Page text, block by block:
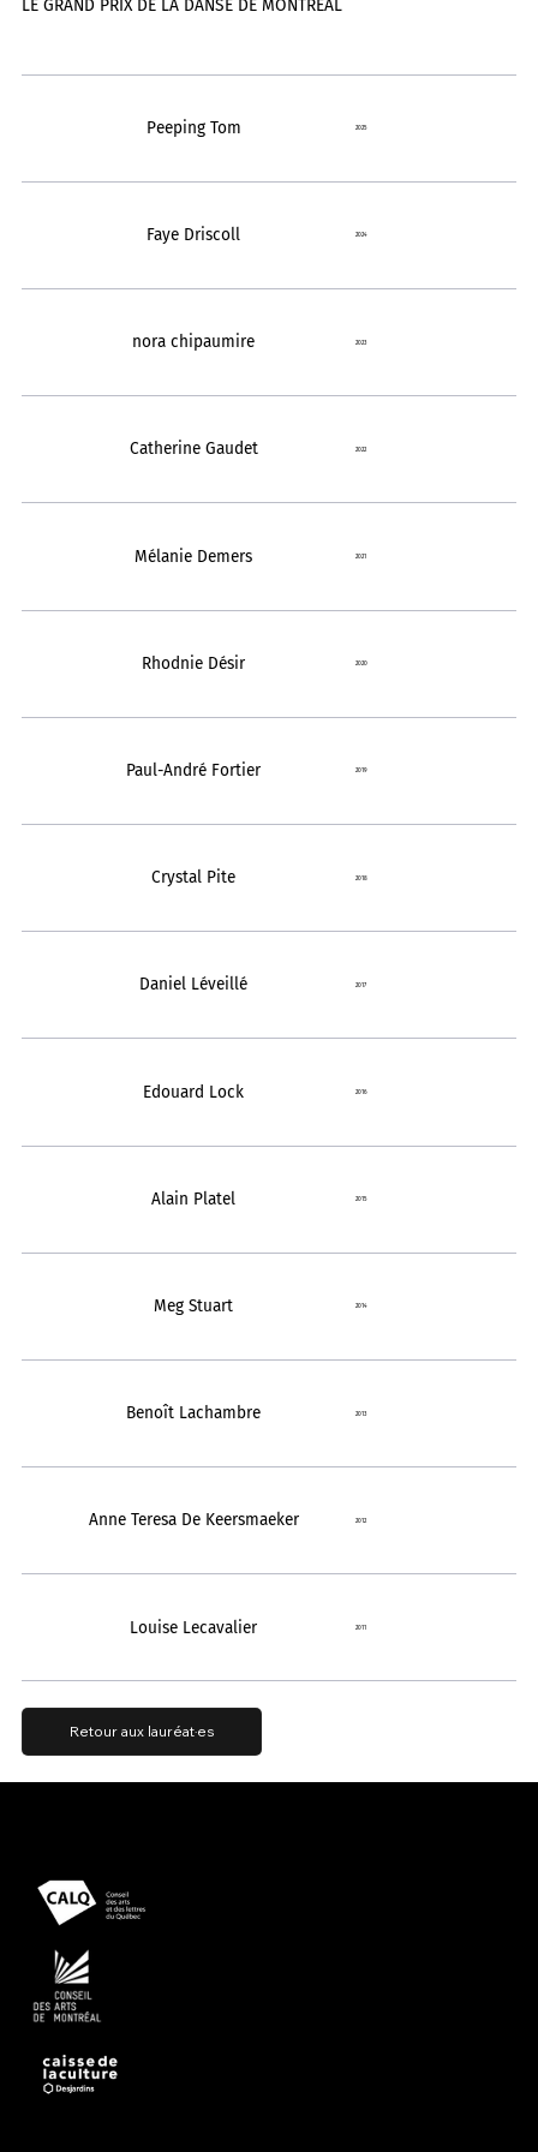
LE GRAND PRIX DE LA DANSE DE MONTRÉAL
Peeping Tom 2025
Faye Driscoll 2024
nora chipaumire 2023
Catherine Gaudet 2022
Mélanie Demers 2021
Rhodnie Désir 2020
Paul-André Fortier 2019
Crystal Pite 2018
Daniel Léveillé 2017
Edouard Lock 2016
Alain Platel 2015
Meg Stuart 2014
Benoît Lachambre 2013
Anne Teresa De Keersmaeker 2012
Louise Lecavalier 2011
Retour aux lauréat·es